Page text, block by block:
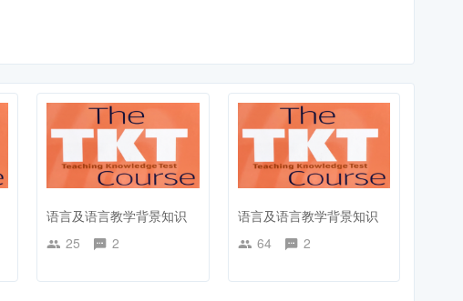
语言及语言教学背景知识
25
2
语言及语言教学背景知识
64
2